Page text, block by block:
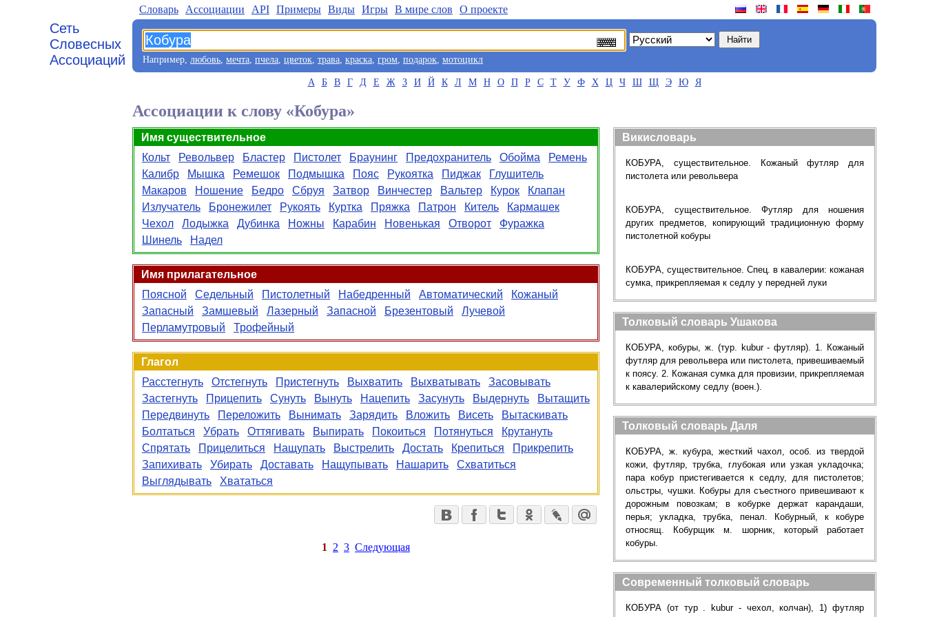
Сеть
Словесных
Ассоциаций
Словарь Aссоциации API Примеры Виды Игры В мире слов О проекте
Например, любовь, мечта, пчела, цветок, трава, краска, гром, подарок, мотоцикл
А Б В Г Д Е Ж З И Й К Л М Н О П Р С Т У Ф Х Ц Ч Ш Щ Э Ю Я
Ассоциации к слову «Кобура»
Имя существительное
Кольт
Револьвер Бластер Пистолет Браунинг Предохранитель Обойма
Ремень
Калибр
Мышка Ремешок Подмышка Пояс Рукоятка Пиджак
Глушитель
Макаров
Ношение Бедро Сбруя Затвор Винчестер Вальтер Курок
Клапан
Излучатель
Бронежилет Рукоять Куртка Пряжка Патрон Китель
Кармашек
Чехол
Лодыжка Дубинка Ножны Карабин Новенькая Отворот
Фуражка
Шинель
Надел
Имя прилагательное
Поясной
Седельный Пистолетный Набедренный Автоматический
Кожаный
Запасный
Замшевый Лазерный Запасной Брезентовый
Лучевой
Перламутровый
Трофейный
Глагол
Расстегнуть
Отстегнуть Пристегнуть Выхватить Выхватывать
Засовывать
Застегнуть
Прицепить Сунуть Вынуть Нацепить Засунуть Выдернуть
Вытащить
Передвинуть
Переложить Вынимать Зарядить Вложить Висеть
Вытаскивать
Болтаться
Убрать Оттягивать Выпирать Покоиться Потянуться
Крутануть
Спрятать
Прицелиться Нащупать Выстрелить Достать Крепиться
Прикрепить
Запихивать
Убирать Доставать Нащупывать Нашарить
Схватиться
Выглядывать
Хвататься
1 2 3 Следующая
Викисловарь
КОБУРА, существительное. Кожаный футляр для
пистолета или револьвера
КОБУРА, существительное. Футляр для ношения
других предметов, копирующий традиционную форму
пистолетной кобуры
КОБУРА, существительное. Спец. в кавалерии: кожаная
сумка, прикрепляемая к седлу у передней луки
Толковый словарь Ушакова
КОБУРА, кобуры, ж. (тур. kubur - футляр). 1. Кожаный
футляр для револьвера или пистолета, привешиваемый
к поясу. 2. Кожаная сумка для провизии, прикрепляемая
к кавалерийскому седлу (воен.).
Толковый словарь Даля
КОБУРА, ж. кубура, жесткий чахол, особ. из твердой
кожи, футляр, трубка, глубокая или узкая укладочка;
пара кобур пристегивается к седлу, для пистолетов;
ольстры, чушки. Кобуры для съестного привешивают к
дорожным повозкам; в кобурке держат карандаши,
перья; укладка, трубка, пенал. Кобурный, к кобуре
относящ. Кобурщик м. шорник, который работает
кобуры.
Современный толковый словарь
КОБУРА (от тур . kubur - чехол, колчан), 1) футляр